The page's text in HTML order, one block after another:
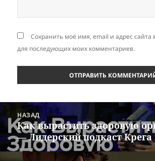
Сохранить моё имя, email и адрес сайта
для последующих моих комментариев.
Навигация
по
записям
НАЗАД
Предыдущая
запись:
Как вырастить здоровую
— Лидерский подкаст